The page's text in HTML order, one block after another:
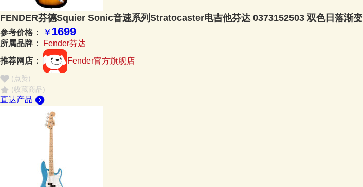
FENDER芬德Squier Sonic音速系列Stratocaster电吉他芬达 0373152503 双色日落渐变
参考价格： ￥1699
所属品牌：
Fender芬达
推荐网店：
Fender官方旗舰店
(点赞)
(收藏商品)
直达产品